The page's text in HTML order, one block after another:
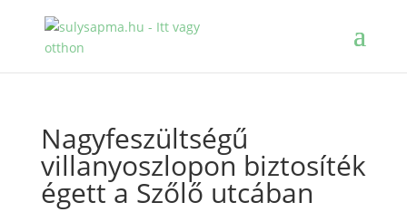
Nagyfeszültségű
villanyoszlopon biztosíték
égett a Szőlő utcában